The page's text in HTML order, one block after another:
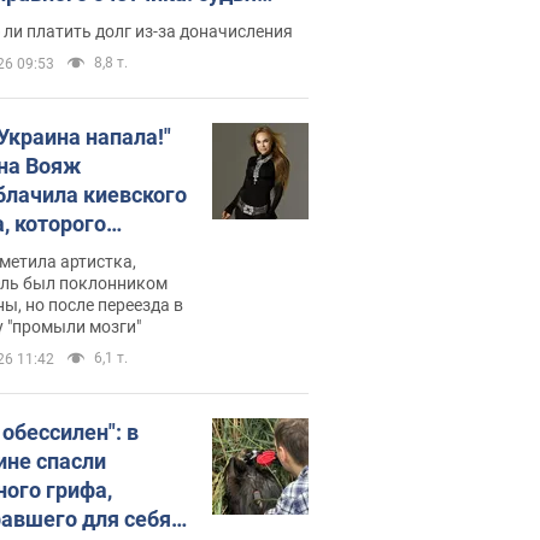
неожиданное решение
платить долг из-за доначисления
09:53 8,8 т.
напала!"
Вояж
киевского
которого
он
не знал,
хочет
украинцев
артистка,
был поклонником
но после переезда в
"промыли мозги"
11:42 6,1 т.
в
спасли
грифа,
для себя